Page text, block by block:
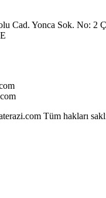
Cad. Yonca Sok. No: 2
Tüm hakları